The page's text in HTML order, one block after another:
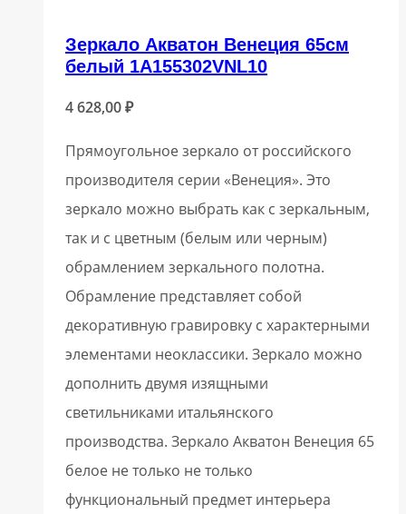
Зеркало Акватон Венеция 65см
белый 1A155302VNL10
4 628,00₽
Прямоугольное зеркало от российского
производителя серии «Венеция». Это
зеркало можно выбрать как с зеркальным,
так и с цветным (белым или черным)
обрамлением зеркального полотна.
Обрамление представляет собой
декоративную гравировку с характерными
элементами неоклассики. Зеркало можно
дополнить двумя изящными
светильниками итальянского
производства. Зеркало Акватон Венеция 65
белое не только не только
функциональный предмет интерьера